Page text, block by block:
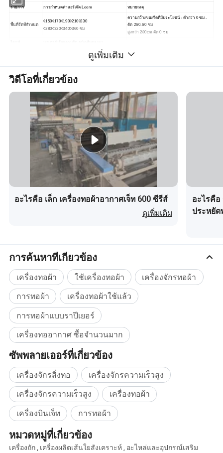
รายการ การกำหนดค่าแอร์เจ๊ต Loom หมายเหตุ
พื้นที่รีดที่กำหนด
◊150◊170◊190◊210◊230
◊280◊320◊340◊360 ซม
ความกว้างของรีดที่มีประโยชน์ : ต่ำกว่า 0 ซม .
ตัด 260-60 ซม
สูงกว่า 280cm ตัด 0 ซม
( ) จัดเก็บในที่เก็บน้ำ ( ) หัวฉีดหลัก
◊2 สี ;◊4 สี ; ◊6 สี
การแทรก WeFT
การเชื่อมต่อรีเลย์หัวฉีดเสริม
วาล์วโซลีนอยด์ SMC จากญี่ปุ่น
ขาตั้งที่มากขึ้นไปอีกเพื่อรองรับการกระแทกกับ
ก้านเพลาที่
ด้วยน้ำหนักการกระแทกของส่วนเชื่อมต่อแบบ
เพลา
การเชื่อมต่อหกบาร์สูงกว่า 280cm
การตีสี่บาร์ต่ำกว่า 280 ซม
ปล่อยให้หลุดออก
ควบคุมต่อเนื่องด้วยอิเล็กทรอนิกส์
การทิ้งตัวเป็นบวกเหมาะสำหรับ
◊φ1000mm บีม ø 4 ◊φ800
◊ส่วนปรับขยายอิเล็กทรอนิกส์ ◊ส่วนปรับขยาย
◊ลูกกลิ้งทราย ; ◊ลูกกลิ้งบดอัดสองชั้น ;
◊ลูกกลิ้งยาง ;◊ลูกกลิ้งหนังแบบมีแกน
◊อยู่นอกขดลวดของเครื่อง
◊ภายในขดลวดของเครื่องจักรสูงสุด
เส้นผ่านศูนย์กลางม้วน 550 มม
◊ด้านนอกของขดลวดเครื่องสูงสุด
เส้นผ่านศูนย์กลางม้วน 1200 มม
กล่องลูกเบี้ยวและผู้ผลิตโดบี :
เฟรมของเฮรัลด์ จำนวนเฟรมใหม่สำหรับหลอดไฟ
; ◊ O ประเภทที่ 330
หัวกัด อุปกรณ์ตัดแบบกลไก
เซล vage ชุดตัดเฟืองดอกจอก
วัด วัดยัดห่วง 30 แห่งบนผ้าด้านบน
ลำแสงด้านหลัง ลำแสงด้านหลังคู่ , การบิดที่หลวมเป็นบวก
กล่องควบคุม
หน้าจอสัมผัส ◊7 นิ้ว ◊10.4 นิ้ว ;
ระบบควบคุมคอมพิวเตอร์ ;
พารามิเตอร์การประมวลผล , การตรวจสอบ ,
อุปกรณ์จอดรถ
4 ตัวแสดงสีแสดงความล้มเหลว
B, ตัดแผ่นผ้ากันความชื้น : เครื่องป้อนคู่สองชั้น
C,cellvle: สวิตช์ใกล้
ข้อมูลบริษัท
กำหนดทีมงานที่มีทักษะสูงและบริการหลังการขายที่สมบูรณ์
ดูเพิ่มเติม
วิดีโอที่เกี่ยวข้อง
อะไรคือ เล็ก เครื่องทอผ้าอากาศเจ็ท 600 ซีรีส์
ดูเพิ่มเติม
อะไรคื
ประหยัด
การค้นหาที่เกี่ยวข้อง
เครื่องทอผ้า ใช้เครื่องทอผ้า
เครื่องจักรทอผ้า
การทอผ้า
เครื่องทอผ้าใช้แล้ว
การทอผ้าแบบราปีเยอร์
เครื่องทออากาศ ซื้อจำนวนมาก
ซัพพลายเออร์ที่เกี่ยวข้อง
เครื่องจักรสิ่งทอ
เครื่องจักรความเร็วสูง
เครื่องจักรความเร็วสูง
เครื่องทอผ้า
เครื่องบินเจ็ท
การทอผ้า
หมวดหมู่ที่เกี่ยวข้อง
เครื่องถัก, เครื่องผลิตเส้นใยสังเคราะห์, อะไหล่และอุปกรณ์เสริม